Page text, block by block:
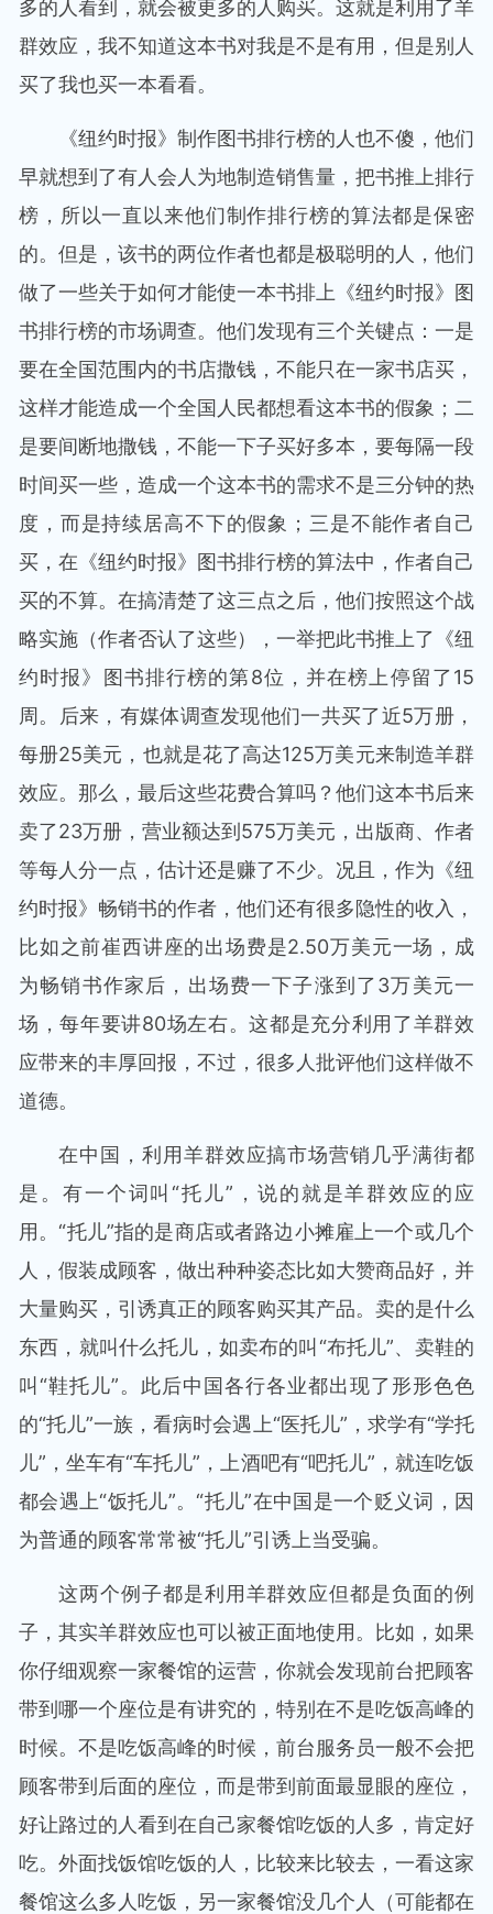
多的人看到，就会被更多的人购买。这就是利用了羊
群效应，我不知道这本书对我是不是有用，但是别人
买了我也买一本看看。
《纽约时报》制作图书排行榜的人也不傻，他们
早就想到了有人会人为地制造销售量，把书推上排行
榜，所以一直以来他们制作排行榜的算法都是保密
的。但是，该书的两位作者也都是极聪明的人，他们
做了一些关于如何才能使一本书排上《纽约时报》图
书排行榜的市场调查。他们发现有三个关键点：一是
要在全国范围内的书店撒钱，不能只在一家书店买，
这样才能造成一个全国人民都想看这本书的假象；二
是要间断地撒钱，不能一下子买好多本，要每隔一段
时间买一些，造成一个这本书的需求不是三分钟的热
度，而是持续居高不下的假象；三是不能作者自己
买，在《纽约时报》图书排行榜的算法中，作者自己
买的不算。在搞清楚了这三点之后，他们按照这个战
略实施（作者否认了这些），一举把此书推上了《纽
约时报》图书排行榜的第8位，并在榜上停留了15
周。后来，有媒体调查发现他们一共买了近5万册，
每册25美元，也就是花了高达125万美元来制造羊群
效应。那么，最后这些花费合算吗？他们这本书后来
卖了23万册，营业额达到575万美元，出版商、作者
等每人分一点，估计还是赚了不少。况且，作为《纽
约时报》畅销书的作者，他们还有很多隐性的收入，
比如之前崔西讲座的出场费是2.50万美元一场，成
为畅销书作家后，出场费一下子涨到了3万美元一
场，每年要讲80场左右。这都是充分利用了羊群效
应带来的丰厚回报，不过，很多人批评他们这样做不
道德。
在中国，利用羊群效应搞市场营销几乎满街都
是。有一个词叫“托儿”，说的就是羊群效应的应
用。“托儿”指的是商店或者路边小摊雇上一个或几个
人，假装成顾客，做出种种姿态比如大赞商品好，并
大量购买，引诱真正的顾客购买其产品。卖的是什么
东西，就叫什么托儿，如卖布的叫“布托儿”、卖鞋的
叫“鞋托儿”。此后中国各行各业都出现了形形色色
的“托儿”一族，看病时会遇上“医托儿”，求学有“学托
儿”，坐车有“车托儿”，上酒吧有“吧托儿”，就连吃饭
都会遇上“饭托儿”。“托儿”在中国是一个贬义词，因
为普通的顾客常常被“托儿”引诱上当受骗。
这两个例子都是利用羊群效应但都是负面的例
子，其实羊群效应也可以被正面地使用。比如，如果
你仔细观察一家餐馆的运营，你就会发现前台把顾客
带到哪一个座位是有讲究的，特别在不是吃饭高峰的
时候。不是吃饭高峰的时候，前台服务员一般不会把
顾客带到后面的座位，而是带到前面最显眼的座位，
好让路过的人看到在自己家餐馆吃饭的人多，肯定好
吃。外面找饭馆吃饭的人，比较来比较去，一看这家
餐馆这么多人吃饭，另一家餐馆没几个人（可能都在